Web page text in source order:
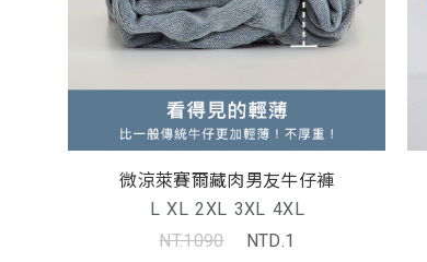
微涼萊賽爾藏肉男友牛仔褲
L XL 2XL 3XL 4XL
NT.1090
NTD.1